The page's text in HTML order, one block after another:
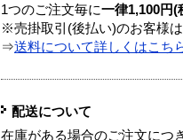
1つのご注文毎に一律1,100円(
※売掛取引(後払い)のお客様
⇒送料について詳しくはこち
配送について
在庫がある場合のご注文につ